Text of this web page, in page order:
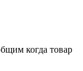
когда товар